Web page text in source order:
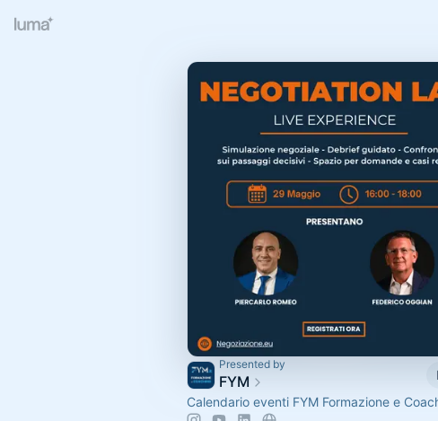
Presented by
FYM
Calendario eventi FYM Formazione e